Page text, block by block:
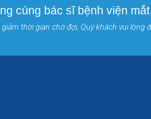
cùng bác sĩ bệnh viện
thời gian chờ đợi, Quý khách vui lòng